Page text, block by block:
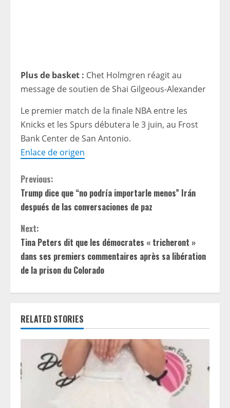
Plus de basket : Chet Holmgren réagit au
message de soutien de Shai Gilgeous-Alexander
Le premier match de la finale NBA entre les
Knicks et les Spurs débutera le 3 juin, au Frost
Bank Center de San Antonio.
Enlace de origen
C
o
n
t
i
n
u
e
e
Previous:
Trump dice que “no podría importarle menos” Irán
después de las conversaciones de paz
Next:
Tina Peters dit que les démocrates « tricheront »
dans ses premiers commentaires après sa libération
de la prison du Colorado
RELATED STORIES